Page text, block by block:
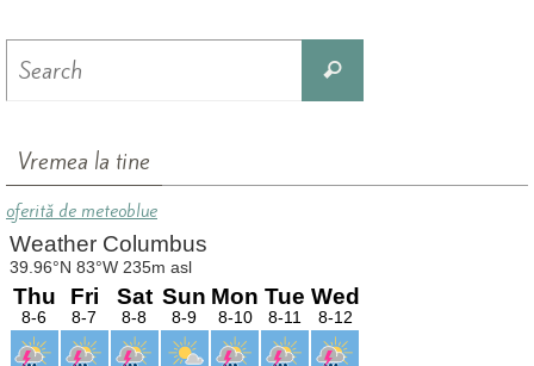
Search
Vremea la tine
oferită de meteoblue